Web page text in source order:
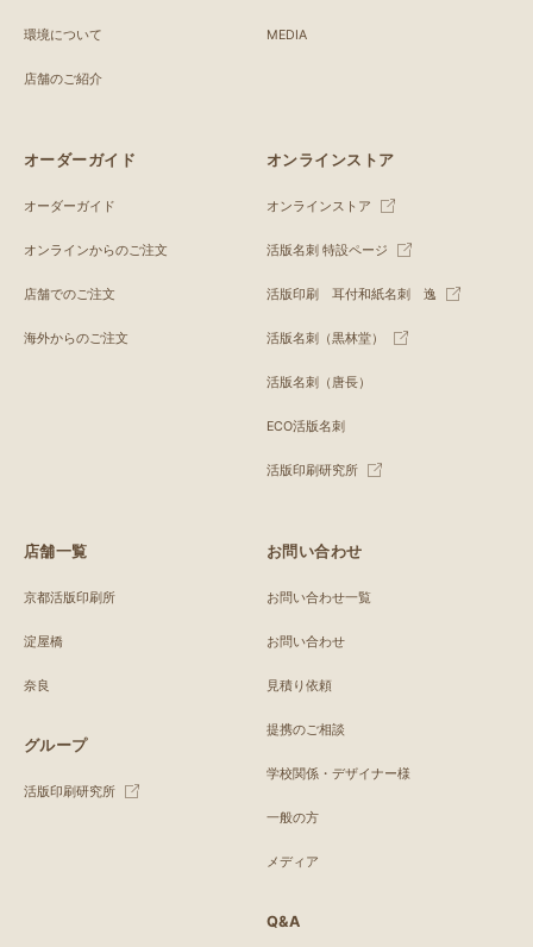
環境について
店舗のご紹介
MEDIA
オーダーガイド
オーダーガイド
オンラインからのご注文
店舗でのご注文
海外からのご注文
オンラインストア
オンラインストア
活版名刺 特設ページ
活版印刷 耳付和紙名刺 逸
活版名刺（黒林堂）
活版名刺（唐長）
ECO活版名刺
活版印刷研究所
店舗一覧
京都活版印刷所
淀屋橋
奈良
グループ
活版印刷研究所
お問い合わせ
お問い合わせ一覧
お問い合わせ
見積り依頼
提携のご相談
学校関係・デザイナー様
一般の方
メディア
Q&A